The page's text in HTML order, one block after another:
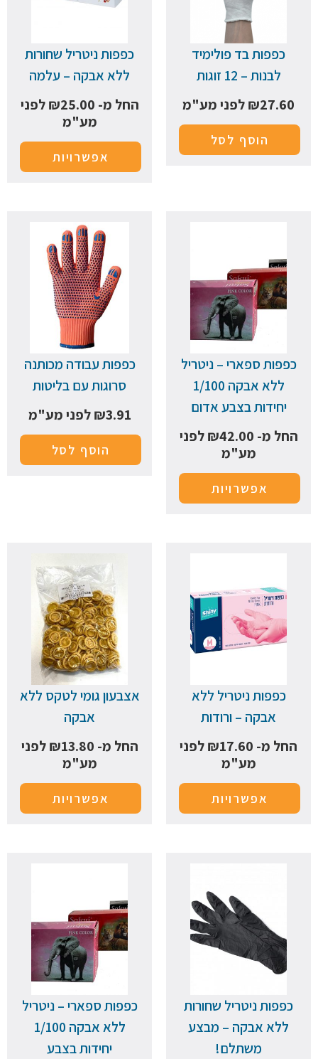
כפפות בד פולימיד
לבנות – 12 זוגות
₪27.60 לפני מע"מ
הוסף לסל
כפפות ניטריל שחורות
ללא אבקה – עלמה
החל מ-
₪25.00
לפני
מע"מ
אפשרויות
כפפות ספארי – ניטריל
ללא אבקה 1/100
יחידות בצבע אדום
החל מ-
₪42.00
לפני
מע"מ
אפשרויות
כפפות עבודה מכותנה
סרוגות עם בליטות
₪3.91 לפני מע"מ
הוסף לסל
כפפות ניטריל ללא
אבקה – ורודות
החל מ-
₪17.60
לפני
מע"מ
אפשרויות
אצבעון גומי לטקס ללא
אבקה
החל מ-
₪13.80
לפני
מע"מ
אפשרויות
כפפות ניטריל שחורות
ללא אבקה – מבצע
משתלם!
כפפות ספארי – ניטריל
ללא אבקה 1/100
יחידות בצבע